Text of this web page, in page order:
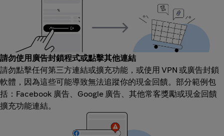
請勿使用廣告封鎖程式或點擊其他連結
請勿點擊任何第三方連結或擴充功能，或使用 VPN 或廣告封鎖
軟體，因為這些可能導致無法追蹤你的現金回饋。部分範例包
括：Facebook 廣告、Google 廣告、其他常客獎勵或現金回饋
擴充功能連結。